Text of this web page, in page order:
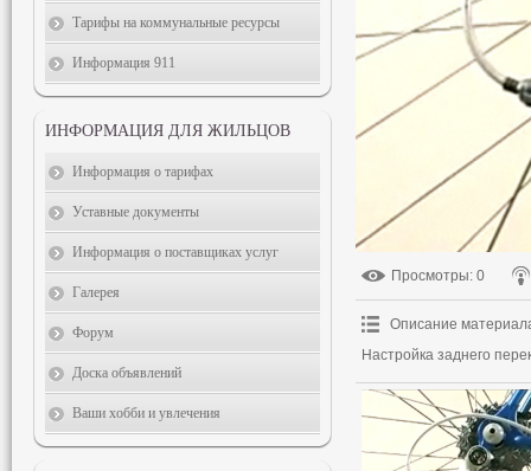
Просмотры: 0
Описание
Настройка заднего
Тарифы на коммунальные ресурсы
Информация 911
ИНФОРМАЦИЯ ДЛЯ ЖИЛЬЦОВ
Информация о тарифах
Уставные документы
Информация о поставщиках услуг
Галерея
Форум
Доска объявлений
Ваши хобби и увлечения